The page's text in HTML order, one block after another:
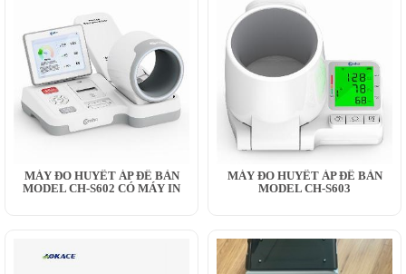
MÁY ĐO HUYẾT ÁP ĐỂ BÀN
MODEL CH-S602 CÓ MÁY IN
MÁY ĐO HUYẾT ÁP ĐỂ BÀN
MODEL CH-S603